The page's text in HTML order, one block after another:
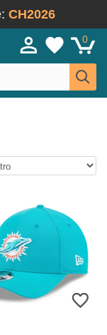
CH2026
0